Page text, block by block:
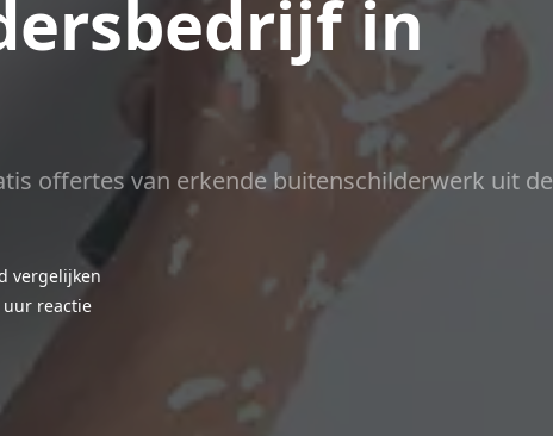
in
offertes van erkende buitenschilderwerk uit de
vergelijken
uur reactie